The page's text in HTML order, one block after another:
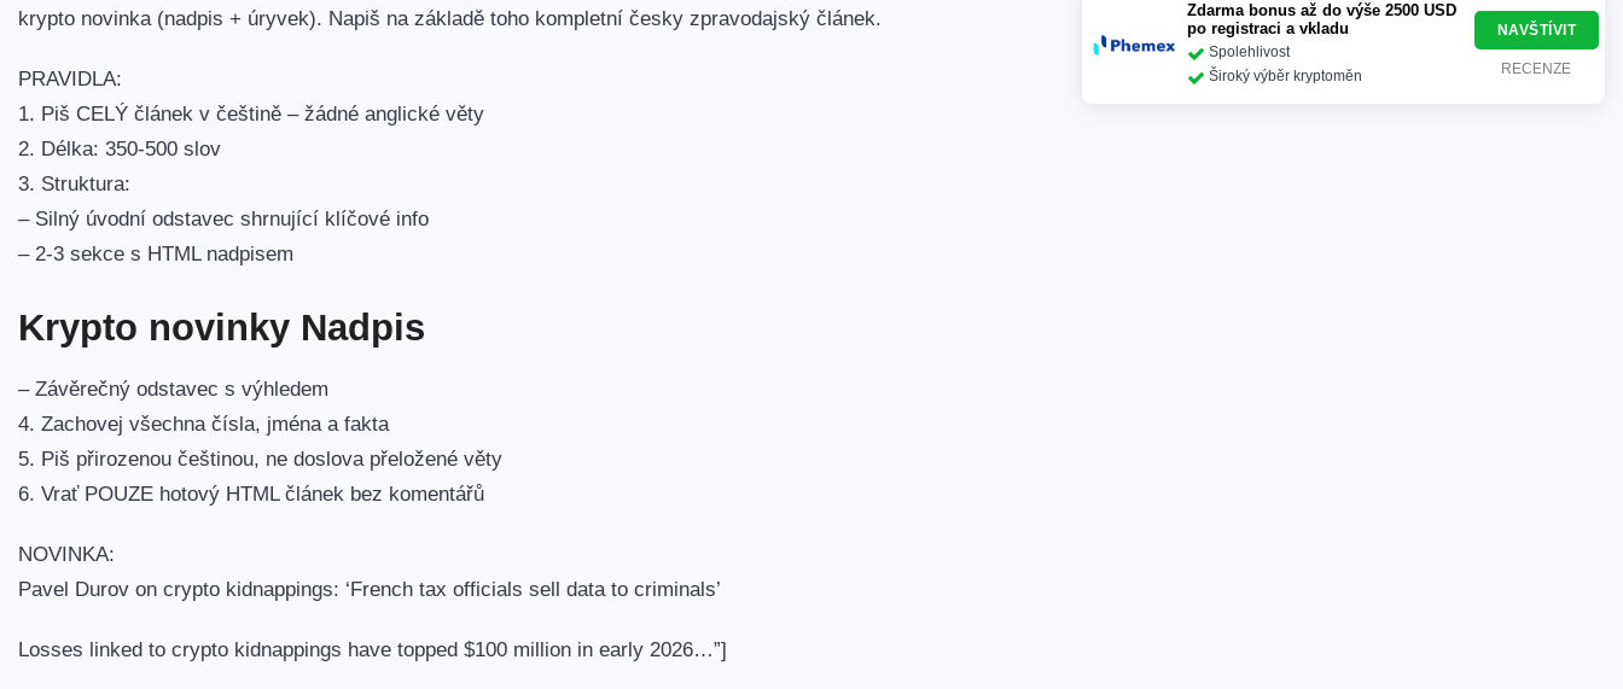
krypto novinka (nadpis + úryvek). Napiš na základě toho kompletní česky zpravodajský článek.
PRAVIDLA:
1. Piš CELÝ článek v češtině – žádné anglické věty
2. Délka: 350-500 slov
3. Struktura:
– Silný úvodní odstavec shrnující klíčové info
– 2-3 sekce s HTML nadpisem
Krypto novinky Nadpis
– Závěrečný odstavec s výhledem
4. Zachovej všechna čísla, jména a fakta
5. Piš přirozenou češtinou, ne doslova přeložené věty
6. Vrať POUZE hotový HTML článek bez komentářů
NOVINKA:
Pavel Durov on crypto kidnappings: ‘French tax officials sell data to criminals’
Losses linked to crypto kidnappings have topped $100 million in early 2026…”]
Zdarma bonus až do výše 2500 USD
po registraci a vkladu
Spolehlivost
Široký výběr kryptoměn
NAVŠTÍVIT
RECENZE